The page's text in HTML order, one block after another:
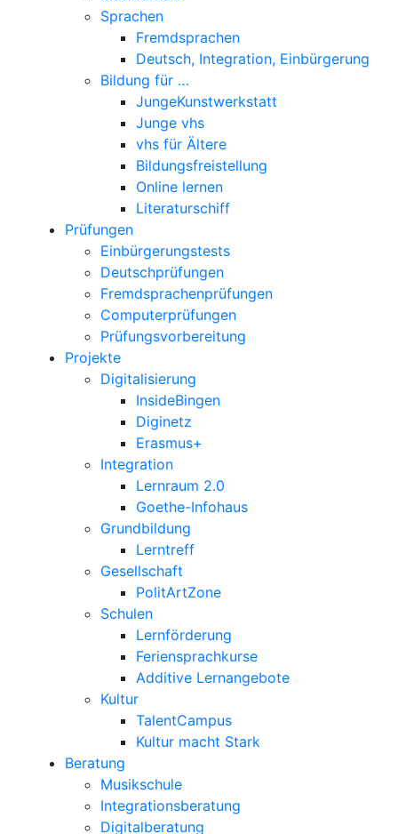
Sprachen
Fremdsprachen
Deutsch, Integration, Einbürgerung
Bildung für …
JungeKunstwerkstatt
Junge vhs
vhs für Ältere
Bildungsfreistellung
Online lernen
Literaturschiff
Prüfungen
Einbürgerungstests
Deutschprüfungen
Fremdsprachenprüfungen
Computerprüfungen
Prüfungsvorbereitung
Projekte
Digitalisierung
InsideBingen
Diginetz
Erasmus+
Integration
Lernraum 2.0
Goethe-Infohaus
Grundbildung
Lerntreff
Gesellschaft
PolitArtZone
Schulen
Lernförderung
Feriensprachkurse
Additive Lernangebote
Kultur
TalentCampus
Kultur macht Stark
Beratung
Musikschule
Integrationsberatung
Digitalberatung